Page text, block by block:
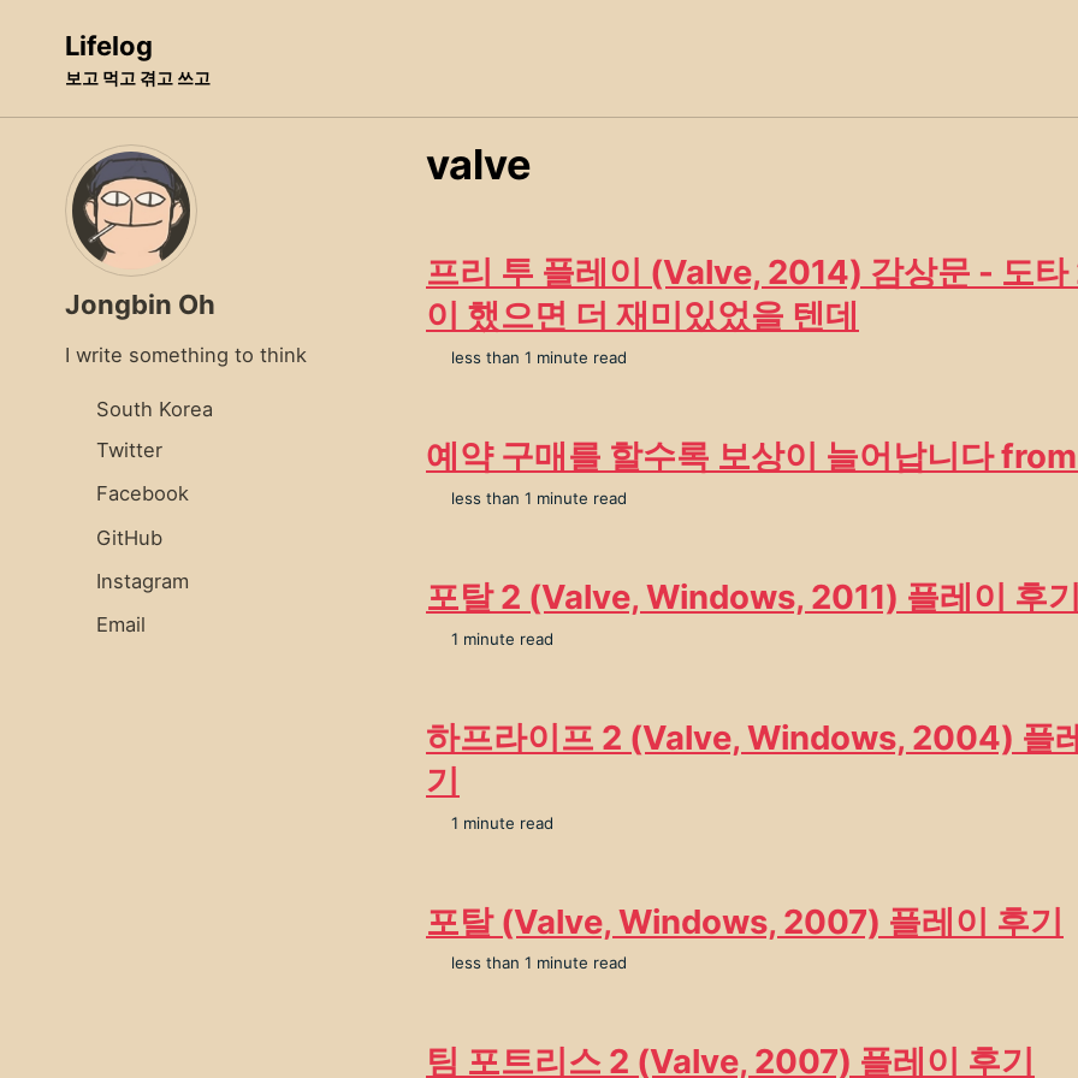
navigation
Lifelog
보고 먹고 겪고 쓰고
Jongbin Oh
I write something to think
South Korea
Twitter
Facebook
GitHub
Instagram
Email
valve
프리 투 플레이 (Valve, 2014) 감상문 - 도타
이 했으면 더 재미있었을 텐데
less than 1 minute read
예약 구매를 할수록 보상이 늘어납니다
less than 1 minute read
포탈 2 (Valve, Windows, 2011) 플레이 후기
1 minute read
하프라이프 2 (Valve, Windows, 2004) 플
기
1 minute read
포탈 (Valve, Windows, 2007) 플레이 후기
less than 1 minute read
팀 포트리스 2 (Valve, 2007) 플레이 후기